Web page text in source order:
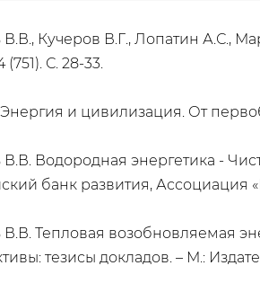
В.В., Кучеров В.Г., Лопатин А.С.,
С. 28-33.
и цивилизация. От
В.В. Водородная энергетика -
банк развития, Ассоциация
В.В. Тепловая возобновляемая
тезисы докладов. – М.: